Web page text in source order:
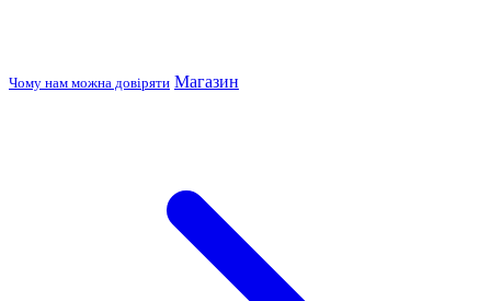
Чому нам можна довіряти Магазин